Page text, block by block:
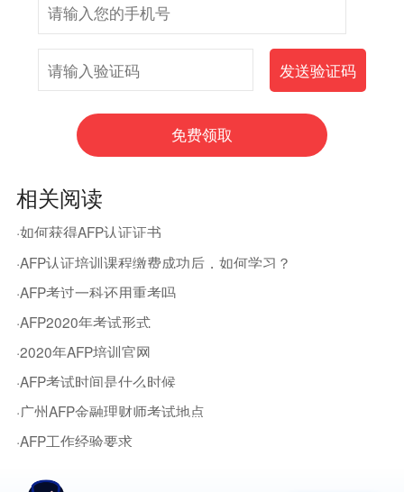
相关阅读
·如何获得AFP认证证书
·AFP认证培训课程缴费成功后，如何学习？
·AFP考过一科还用重考吗
·AFP2020年考试形式
·2020年AFP培训官网
·AFP考试时间是什么时候
·广州AFP金融理财师考试地点
·AFP工作经验要求